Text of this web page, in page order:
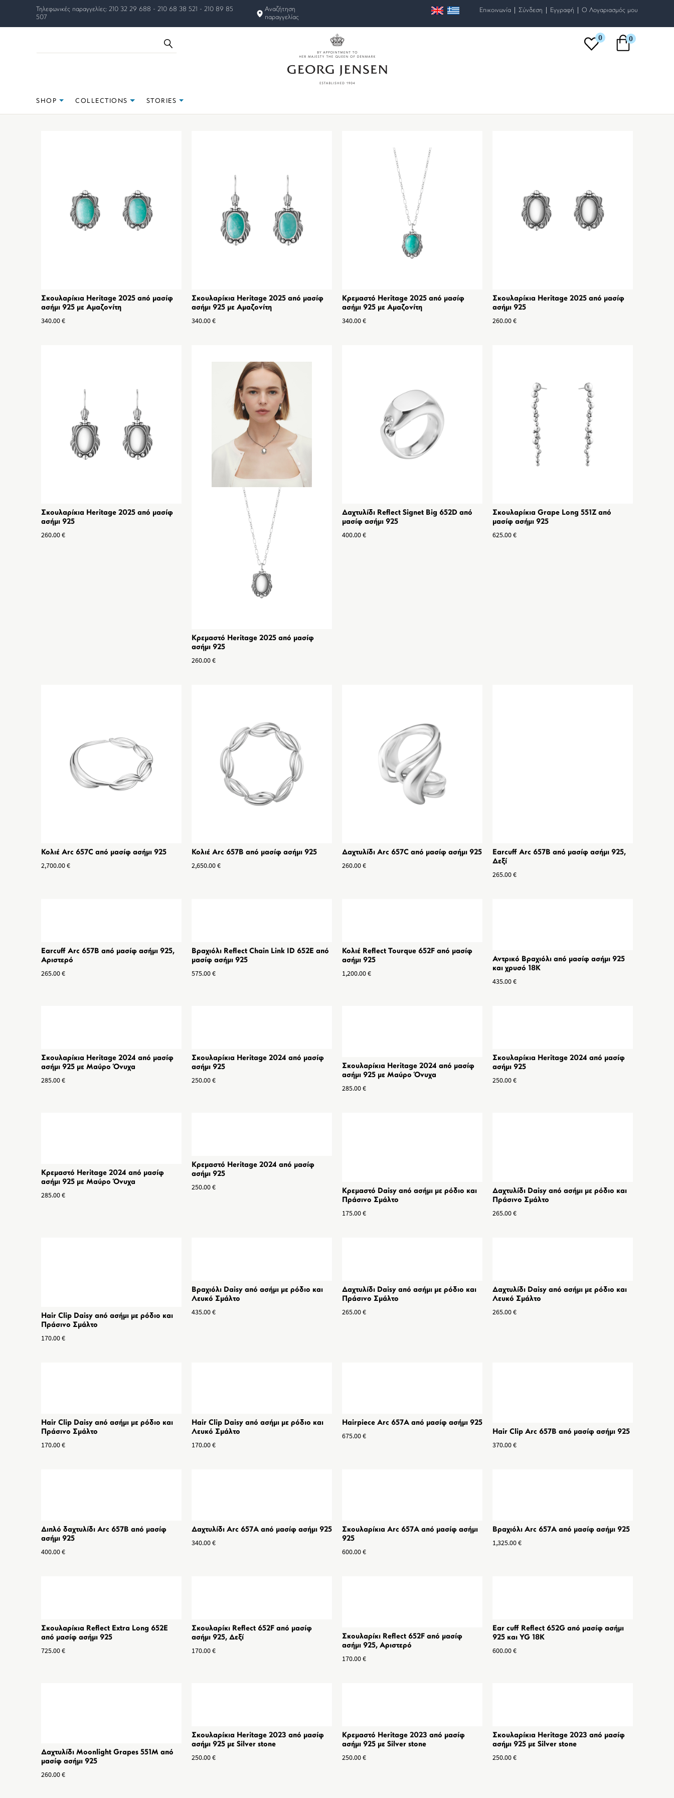
Τηλεφωνικές παραγγελίες: 210 32 29 688 - 210 68 38 521 - 210 89 85
507
Αναζήτηση
παραγγελίας
Επικοινωνία | Σύνδεση | Εγγραφή | O Λογαριασμός μου
0 0
SHOP COLLECTIONS STORIES
Σκουλαρίκια Heritage 2025 από μασίφ
ασήμι 925 με Αμαζονίτη
340.00€
Σκουλαρίκια Heritage 2025 από μασίφ
ασήμι 925 με Αμαζονίτη
340.00€
Κρεμαστό Heritage 2025 από μασίφ
ασήμι 925 με Αμαζονίτη
340.00€
Σκουλαρίκια Heritage 2025 από μασίφ
ασήμι 925
260.00€
Σκουλαρίκια Heritage 2025 από μασίφ
ασήμι 925
260.00€
Κρεμαστό Heritage 2025 από μασίφ
ασήμι 925
260.00€
Δαχτυλίδι Reflect Signet Big 652D από
μασίφ ασήμι 925
400.00€
Σκουλαρίκια Grape Long 551Z από
μασίφ ασήμι 925
625.00€
Κολιέ Arc 657C από μασίφ ασήμι 925
2,700.00€
Κολιέ Arc 657B από μασίφ ασήμι 925
2,650.00€
Δαχτυλίδι Arc 657C από μασίφ ασήμι 925
260.00€
Earcuff Arc 657B από μασίφ ασήμι 925,
Δεξί
265.00€
Earcuff Arc 657B από μασίφ ασήμι 925,
Αριστερό
265.00€
Βραχιόλι Reflect Chain Link ID 652E από
μασίφ ασήμι 925
575.00€
Κολιέ Reflect Tourque 652F από μασίφ
ασήμι 925
1,200.00€
Αντρικό Βραχιόλι από μασίφ ασήμι 925
και χρυσό 18K
435.00€
Σκουλαρίκια Heritage 2024 από μασίφ
ασήμι 925 με Μαύρο Όνυχα
285.00€
Σκουλαρίκια Heritage 2024 από μασίφ
ασήμι 925
250.00€
Σκουλαρίκια Heritage 2024 από μασίφ
ασήμι 925 με Μαύρο Όνυχα
285.00€
Σκουλαρίκια Heritage 2024 από μασίφ
ασήμι 925
250.00€
Κρεμαστό Heritage 2024 από μασίφ
ασήμι 925 με Μαύρο Όνυχα
285.00€
Κρεμαστό Heritage 2024 από μασίφ
ασήμι 925
250.00€
Κρεμαστό Daisy από ασήμι με ρόδιο και
Πράσινο Σμάλτο
175.00€
Δαχτυλίδι Daisy από ασήμι με ρόδιο και
Πράσινο Σμάλτο
265.00€
Hair Clip Daisy από ασήμι με ρόδιο και
Πράσινο Σμάλτο
170.00€
Βραχιόλι Daisy από ασήμι με ρόδιο και
Λευκό Σμάλτο
435.00€
Δαχτυλίδι Daisy από ασήμι με ρόδιο και
Πράσινο Σμάλτο
265.00€
Δαχτυλίδι Daisy από ασήμι με ρόδιο και
Λευκό Σμάλτο
265.00€
Hair Clip Daisy από ασήμι με ρόδιο και
Πράσινο Σμάλτο
170.00€
Hair Clip Daisy από ασήμι με ρόδιο και
Λευκό Σμάλτο
170.00€
Hairpiece Arc 657A από μασίφ ασήμι 925
675.00€ Hair Clip Arc 657B από μασίφ ασήμι 925
370.00€
Διπλό δαχτυλίδι Arc 657B από μασίφ
ασήμι 925
400.00€
Δαχτυλίδι Arc 657A από μασίφ ασήμι 925
340.00€
Σκουλαρίκια Arc 657Α από μασίφ ασήμι
925
600.00€
Βραχιόλι Arc 657Α από μασίφ ασήμι 925
1,325.00€
Σκουλαρίκια Reflect Extra Long 652E
από μασίφ ασήμι 925
725.00€
Σκουλαρίκι Reflect 652F από μασίφ
ασήμι 925, Δεξί
170.00€
Σκουλαρίκι Reflect 652F από μασίφ
ασήμι 925, Αριστερό
170.00€
Ear cuff Reflect 652G από μασίφ ασήμι
925 και YG 18K
600.00€
Δαχτυλίδι Moonlight Grapes 551M από
μασίφ ασήμι 925
260.00€
Σκουλαρίκια Heritage 2023 από μασίφ
ασήμι 925 με Silver stone
250.00€
Κρεμαστό Heritage 2023 από μασίφ
ασήμι 925 με Silver stone
250.00€
Σκουλαρίκια Heritage 2023 από μασίφ
ασήμι 925 με Silver stone
250.00€